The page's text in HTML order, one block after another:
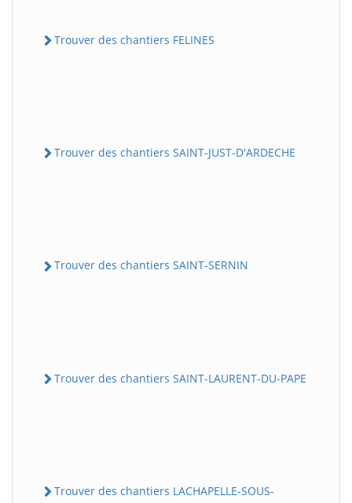
Trouver des chantiers FELINES
Trouver des chantiers SAINT-JUST-D'ARDECHE
Trouver des chantiers SAINT-SERNIN
Trouver des chantiers SAINT-LAURENT-DU-PAPE
Trouver des chantiers LACHAPELLE-SOUS-